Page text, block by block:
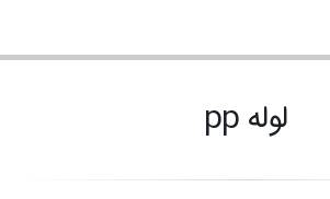
لوله pp